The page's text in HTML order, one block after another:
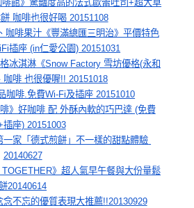
館》驚豔度高的法式歐蕾吐司+超大草
咖啡也很好喝 20151108
咖啡果汁《豐滿總匯三明治》平價特色
插座 (in仁愛公園) 20151031
冰淇淋《Snow Factory 雪坊優格(永和
咖啡 也很優喔!! 20151018
咖啡.免費Wi-Fi及插座 20151010
》好咖啡 配 外酥內軟的巧巴達 (免費
插座) 20151003
家「德式煎餅」不一樣的甜點體驗
20140627
》超人氣早午餐與大份量鬆
20140614
不忘的優質表現大推薦!!20130929